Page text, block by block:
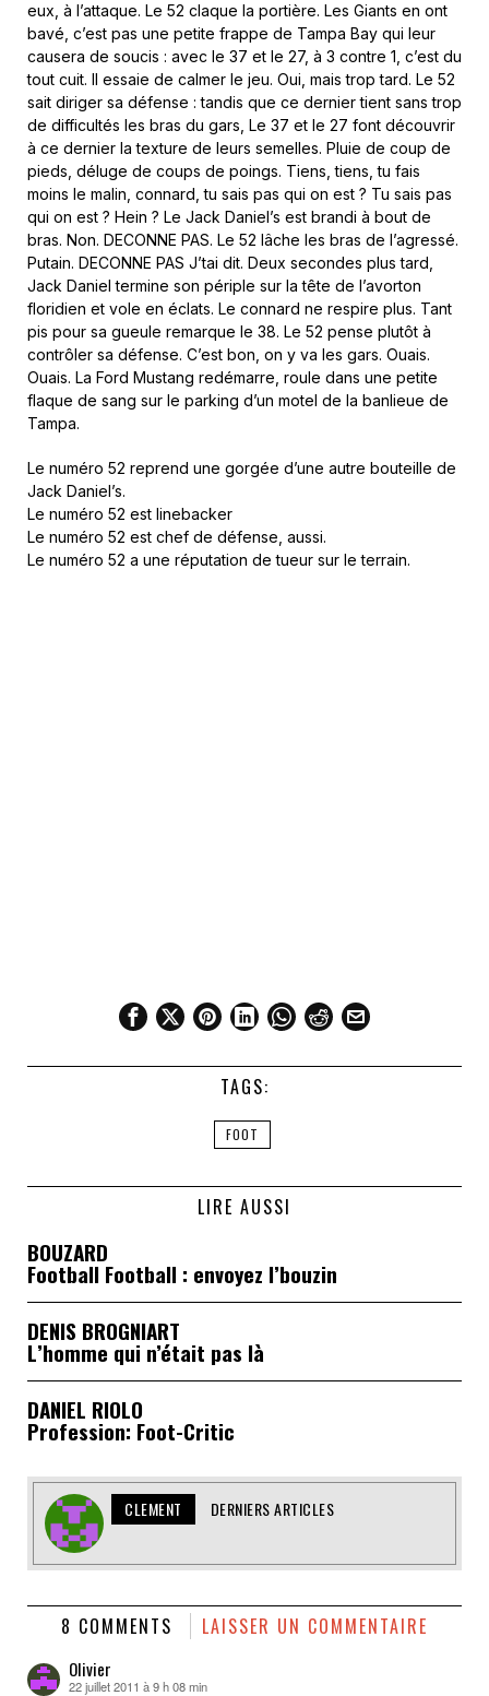
eux, à l’attaque. Le 52 claque la portière. Les Giants en ont
bavé, c’est pas une petite frappe de Tampa Bay qui leur
causera de soucis : avec le 37 et le 27, à 3 contre 1, c’est du
tout cuit. Il essaie de calmer le jeu. Oui, mais trop tard. Le 52
sait diriger sa défense : tandis que ce dernier tient sans trop
de difficultés les bras du gars, Le 37 et le 27 font découvrir
à ce dernier la texture de leurs semelles. Pluie de coup de
pieds, déluge de coups de poings. Tiens, tiens, tu fais
moins le malin, connard, tu sais pas qui on est ? Tu sais pas
qui on est ? Hein ? Le Jack Daniel’s est brandi à bout de
bras. Non. DECONNE PAS. Le 52 lâche les bras de l’agressé.
Putain. DECONNE PAS J’tai dit. Deux secondes plus tard,
Jack Daniel termine son périple sur la tête de l’avorton
floridien et vole en éclats. Le connard ne respire plus. Tant
pis pour sa gueule remarque le 38. Le 52 pense plutôt à
contrôler sa défense. C’est bon, on y va les gars. Ouais.
Ouais. La Ford Mustang redémarre, roule dans une petite
flaque de sang sur le parking d’un motel de la banlieue de
Tampa.
Le numéro 52 reprend une gorgée d’une autre bouteille de
Jack Daniel’s.
Le numéro 52 est linebacker
Le numéro 52 est chef de défense, aussi.
Le numéro 52 a une réputation de tueur sur le terrain.
TAGS:
FOOT
LIRE AUSSI
BOUZARD
Football Football : envoyez l’bouzin
DENIS BROGNIART
L’homme qui n’était pas là
DANIEL RIOLO
Profession: Foot-Critic
CLEMENT DERNIERS ARTICLES
8 COMMENTS LAISSER UN COMMENTAIRE
Olivier
dit :
22 juillet 2011 à 9 h 08 min